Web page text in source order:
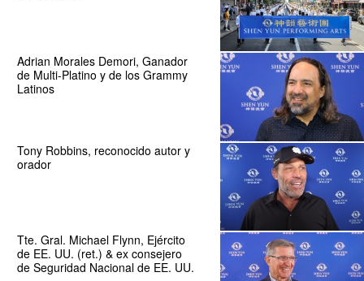
Adrian Morales Demori, Ganador
de Multi-Platino y de los Grammy
Latinos
Tony Robbins, reconocido autor y
orador
Tte. Gral. Michael Flynn, Ejército
de EE. UU. (ret.) & ex consejero
de Seguridad Nacional de EE. UU.